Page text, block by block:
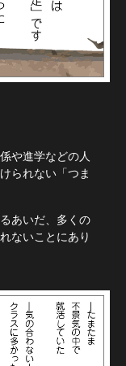
や進学などの人
られない「つま
あいだ、多くの
ないことにあり